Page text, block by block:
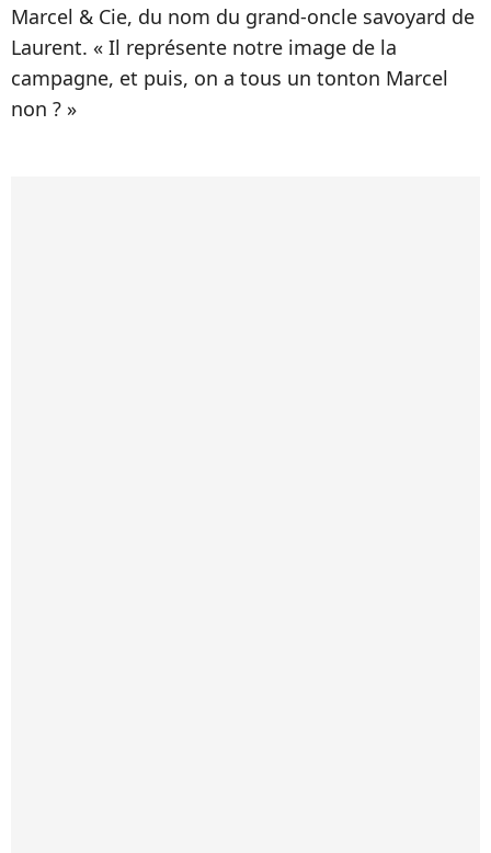
Marcel & Cie, du nom du grand-oncle savoyard de
Laurent. « Il représente notre image de la
campagne, et puis, on a tous un tonton Marcel
non ? »